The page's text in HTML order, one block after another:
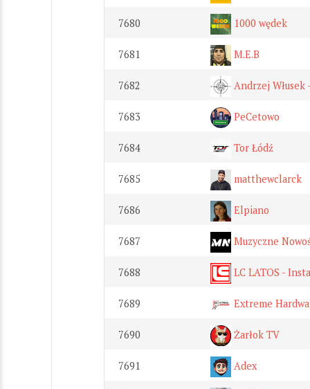
7680 1000 wędek
7681 M.E.B
7682 Andrzej
7683 PeCetowo
7684 Tor Łódź
7685 matthewclarck
7686 Elpiano
7687 Muzyczne
7688 LC LATOS -
7689 Extreme
7690 Żarłok TV
7691 Adex